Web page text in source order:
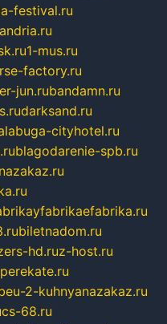
festival.ru
1-mus.ru
factory.ru
jun.rubandamn.ru
darksand.ru
cityhotel.ru
blagodarenie-spb.ru
biletnadom.ru
hd.ruz-host.ru
2-kuhnyanazakaz.ru
cs-68.ru